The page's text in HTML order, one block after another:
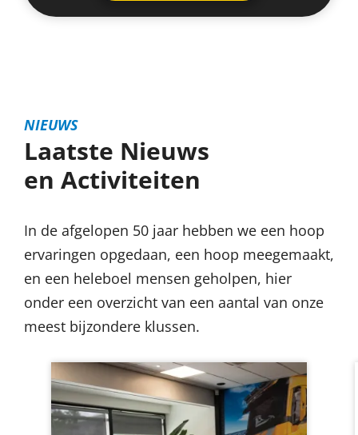
NIEUWS
Laatste Nieuws
en Activiteiten
In de afgelopen 50 jaar hebben we een hoop
ervaringen opgedaan, een hoop meegemaakt,
en een heleboel mensen geholpen, hier
onder een overzicht van een aantal van onze
meest bijzondere klussen.